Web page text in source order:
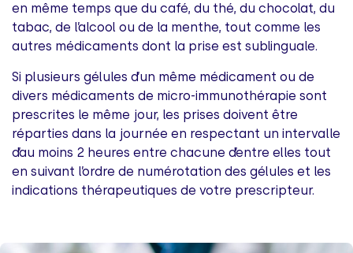
en même temps que du café, du thé, du chocolat, du
tabac, de l’alcool ou de la menthe, tout comme les
autres médicaments dont la prise est sublinguale.
Si plusieurs gélules d’un même médicament ou de
divers médicaments de micro-immunothérapie sont
prescrites le même jour, les prises doivent être
réparties dans la journée en respectant un intervalle
d’au moins 2 heures entre chacune d’entre elles tout
en suivant l’ordre de numérotation des gélules et les
indications thérapeutiques de votre prescripteur.